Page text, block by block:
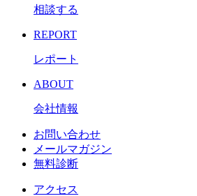
相談する
REPORT
レポート
ABOUT
会社情報
お問い合わせ
メールマガジン
無料診断
アクセス